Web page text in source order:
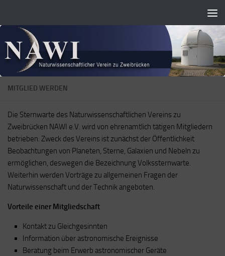
MITGLIED WERDEN
Die Sternwarte des Naturwissenschaftlichen Vereins zu
Zweibrücken NAWI e.V. wird von ehrenamtlich tätigen Mitgliedern
betrieben. Zweck des Vereins ist zunächst der Öffentlichkeit
Beobachtungen von Planeten, Sterne, Galaxien und Nebeln zu
ermöglichen, deswegen die Bezeichnung Volkssternwarte.
Weiterhin werden Vorträge zu allgemeinen Fragen der
Naturwissenschaft und der Technik angeboten.
Vorteile einer Mitgliedschaft
Kontakt zu Gleichgesinnten
Information über astronomische Ereignisse
Beratung beim Erwerb astronomischer Geräte